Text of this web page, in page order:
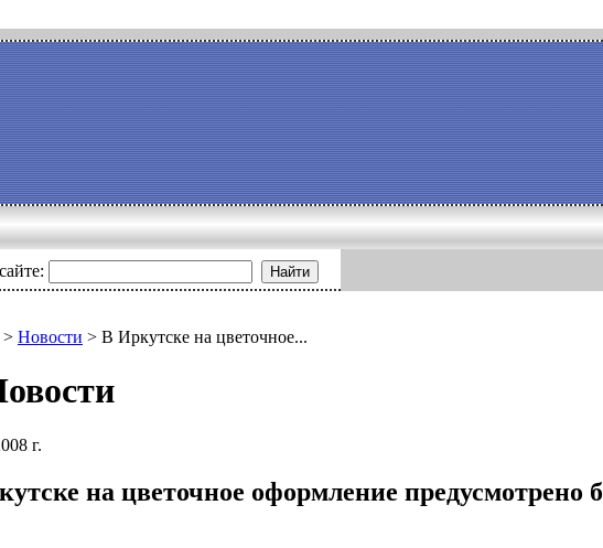
Найти
> Новости > В Иркутске на цветочное...
г.
на цветочное оформление предусмотрено